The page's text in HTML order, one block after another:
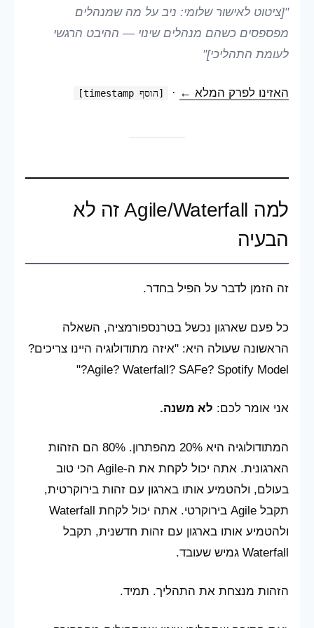
"[ציטוט לאישור שלומי: ניב על מה שמנהלים
מפספסים כשהם מנהלים שינוי — ההיבט הרגשי
לעומת התהליכי]"
האזינו לפרק המלא ← · [הוסף timestamp]
למה Agile/Waterfall זה לא
הבעיה
זה הזמן לדבר על הפיל בחדר.
כל פעם שארגון נכשל בטרנספורמציה, השאלה
הראשונה שעולה היא: "איזה מתודולוגיה היינו צריכים?
Agile? Waterfall? SAFe? Spotify Model?"
אני אומר לכם: לא משנה.
המתודולוגיה היא 20% מהפתרון. 80% הם הזהות
הארגונית. אתה יכול לקחת את ה-Agile הכי טוב
בעולם, ולהטמיע אותו בארגון עם זהות בירוקרטית,
תקבל Agile בירוקרטי. אתה יכול לקחת Waterfall
ולהטמיע אותו בארגון עם זהות חדשנית, תקבל
Waterfall גמיש שעובד.
הזהות מנצחת את התהליך. תמיד.